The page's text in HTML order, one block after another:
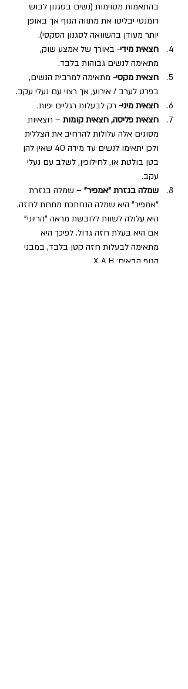
בהתאמות מסוימות (נשים בסגנון לבוש
רומנטי יבליטו את מתווה הגוף אך באופן
יותר מעודן בהשוואה לסגנון הסקסי).
חצאית מידי- באורך של אמצע שוק,
מתאימה לנשים גבוהות בלבד.
חצאית מקסי- מתאימה למרבית הנשים,
בפרט לערב / אירוע, אך רצוי עם נעלי עקב.
חצאית מיני- רק לבעלות רגליים יפות.
חצאית פליסה, חצאית קומות – חצאיות
מסוגים אלה עלולות להרחיב את הצללית
ולכן יתאימו לנשים עד מידה 40 שאין להן
בטן בולטת או, לחילופין, לשלב עם נעלי
עקב.
שמלה בגזרת "אמפיר" – שמלה בגזרת
"אמפיר" היא שמלה הנחתכת מתחת לחזה.
היא עלולה לשוות ללובשת מראה "הריוני"
אם היא בעלת חזה גדול. לפיכך היא
מתאימה לבעלות חזה קטן בלבד, במבני
הגוף הבאים: X A H.